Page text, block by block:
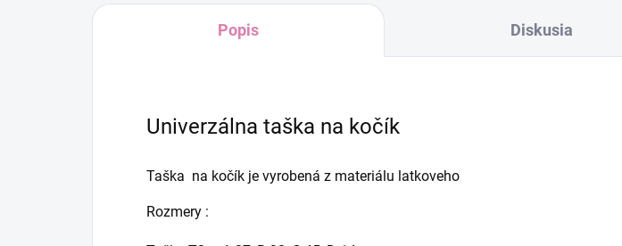
Popis Diskusia
Univerzálna taška na kočík
Taška na kočík je vyrobená z materiálu latkoveho
Rozmery :